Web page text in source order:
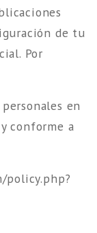
de tu
Por
en
conforme a
policy.php?